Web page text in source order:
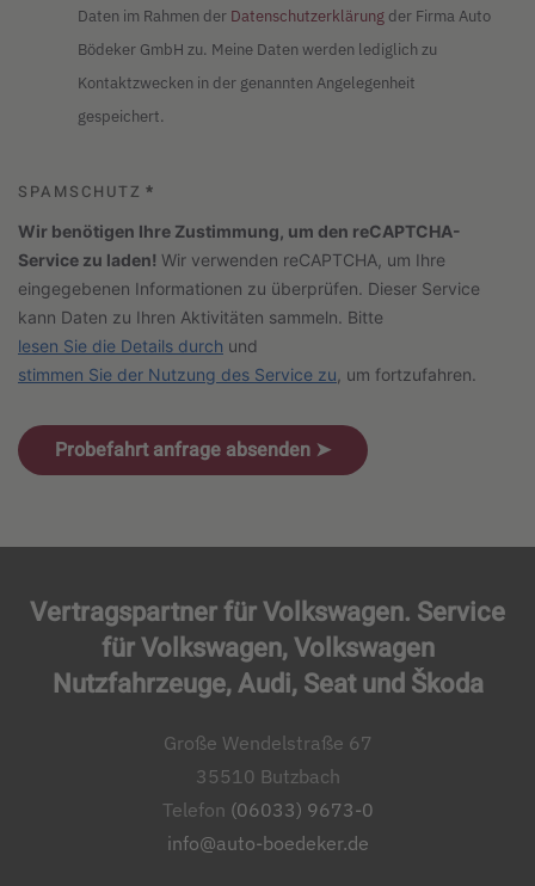
Daten im Rahmen der Datenschutzerklärung der Firma Auto
Bödeker GmbH zu. Meine Daten werden lediglich zu
Kontaktzwecken in der genannten Angelegenheit
gespeichert.
SPAMSCHUTZ *
Wir benötigen Ihre Zustimmung, um den reCAPTCHA-
Service zu laden! Wir verwenden reCAPTCHA, um Ihre
eingegebenen Informationen zu überprüfen. Dieser Service
kann Daten zu Ihren Aktivitäten sammeln. Bitte
lesen Sie die Details durch und
stimmen Sie der Nutzung des Service zu , um fortzufahren.
Probefahrt anfrage absenden ➤
Vertragspartner für Volkswagen. Service
für Volkswagen, Volkswagen
Nutzfahrzeuge, Audi, Seat und Škoda
Große Wendelstraße 67
35510 Butzbach
Telefon (06033) 9673-0
info@auto-boedeker.de